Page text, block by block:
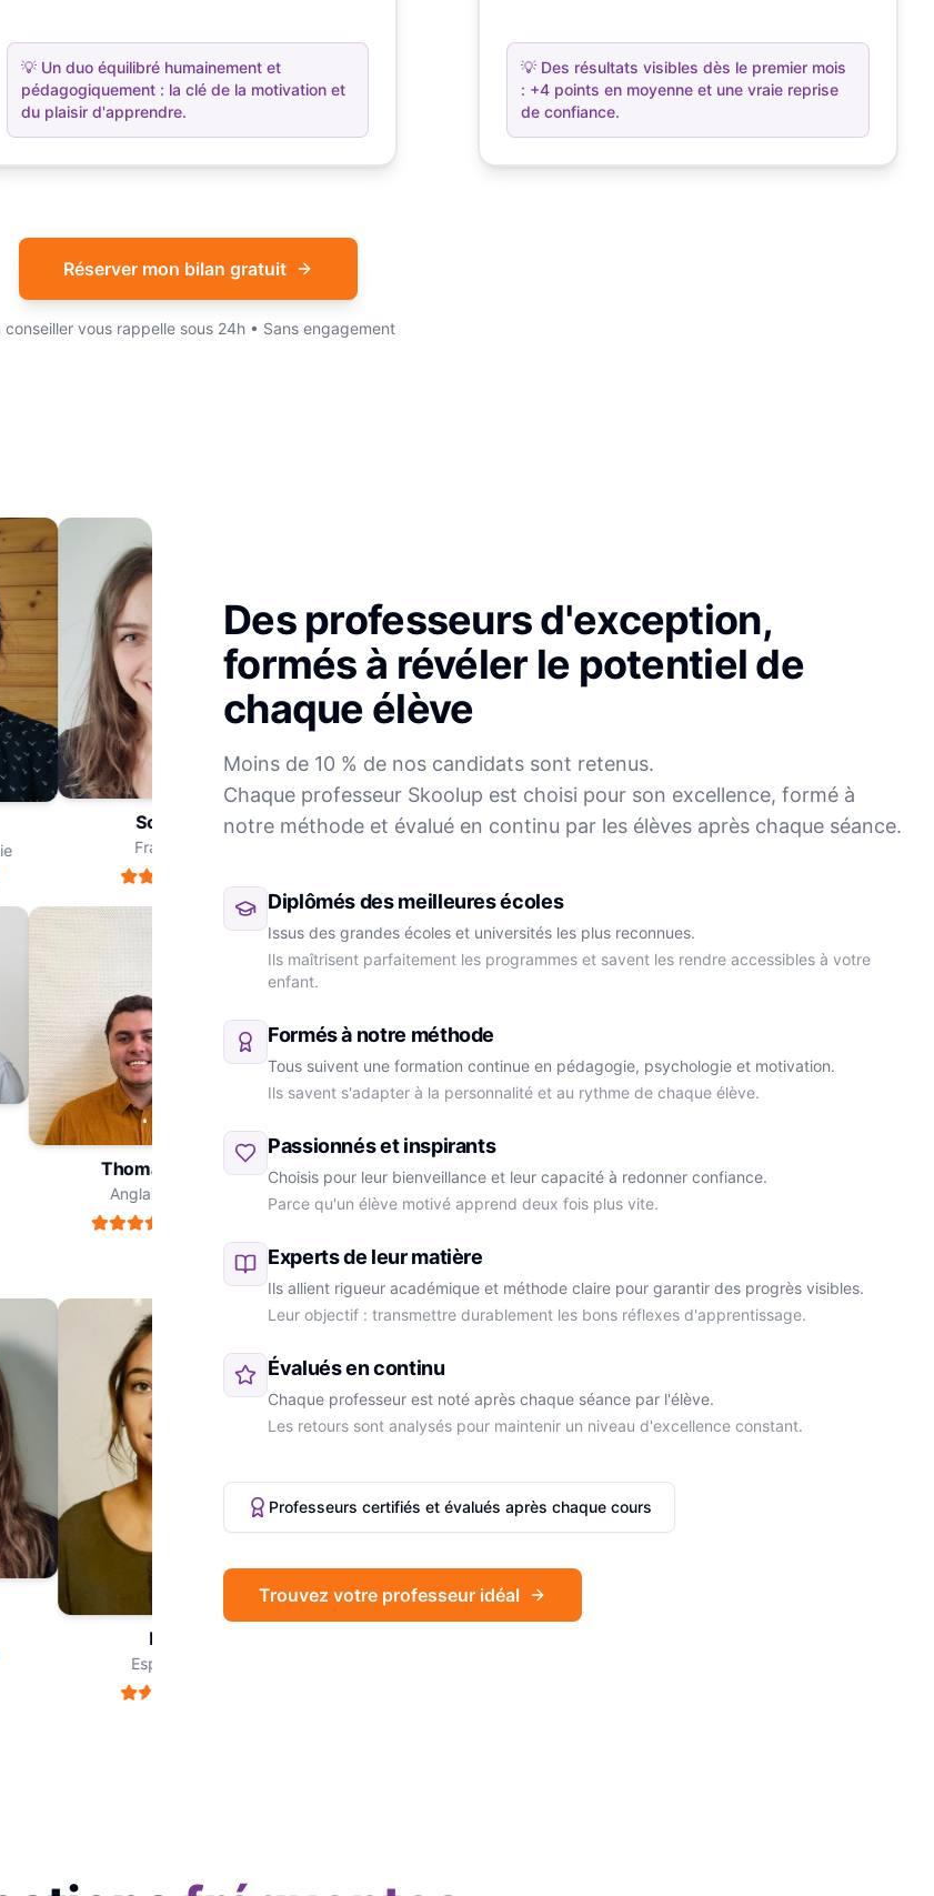
💡 Un duo équilibré humainement et
pédagogiquement : la clé de la motivation et
du plaisir d'apprendre.
💡 Des résultats visibles dès le premier mois
: +4 points en moyenne et une vraie reprise
de confiance.
Réserver mon bilan gratuit
conseiller vous rappelle sous 24h • Sans engagement
Sophie
Français
Julien
Mei Sophie
Thomas
Anglais
Marie
Léa
Espagnol
Marc
Français
Des professeurs d'exception,
formés à révéler le potentiel de
chaque élève
Moins de 10 % de nos candidats sont retenus.
Chaque professeur Skoolup est choisi pour son excellence, formé à
notre méthode et évalué en continu par les élèves après chaque séance.
Diplômés des meilleures écoles
Issus des grandes écoles et universités les plus reconnues.
Ils maîtrisent parfaitement les programmes et savent les rendre accessibles à votre
enfant.
Formés à notre méthode
Tous suivent une formation continue en pédagogie, psychologie et motivation.
Ils savent s'adapter à la personnalité et au rythme de chaque élève.
Passionnés et inspirants
Choisis pour leur bienveillance et leur capacité à redonner confiance.
Parce qu'un élève motivé apprend deux fois plus vite.
Experts de leur matière
Ils allient rigueur académique et méthode claire pour garantir des progrès visibles.
Leur objectif : transmettre durablement les bons réflexes d'apprentissage.
Évalués en continu
Chaque professeur est noté après chaque séance par l'élève.
Les retours sont analysés pour maintenir un niveau d'excellence constant.
Professeurs certifiés et évalués après chaque cours
Trouvez votre professeur idéal